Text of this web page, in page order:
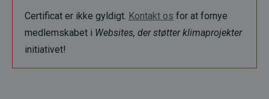
Certificat er ikke gyldigt. Kontakt os for at fornye
medlemskabet i Websites, der støtter klimaprojekter
initiativet!